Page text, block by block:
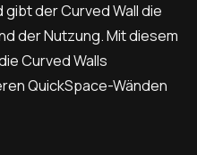
der Curved Wall die
der Nutzung. Mit diesem
Curved Walls
QuickSpace-Wänden